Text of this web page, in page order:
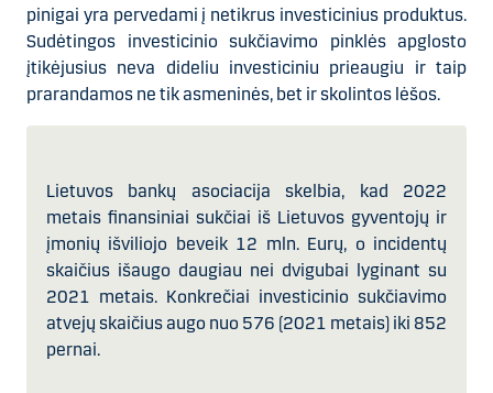
pinigai yra pervedami į netikrus investicinius produktus.
Sudėtingos investicinio sukčiavimo pinklės apglosto
įtikėjusius neva dideliu investiciniu prieaugiu ir taip
prarandamos ne tik asmeninės, bet ir skolintos lėšos.
Lietuvos bankų asociacija skelbia, kad 2022
metais finansiniai sukčiai iš Lietuvos gyventojų ir
įmonių išviliojo beveik 12 mln. Eurų, o incidentų
skaičius išaugo daugiau nei dvigubai lyginant su
2021 metais. Konkrečiai investicinio sukčiavimo
atvejų skaičius augo nuo 576 (2021 metais) iki 852
pernai.